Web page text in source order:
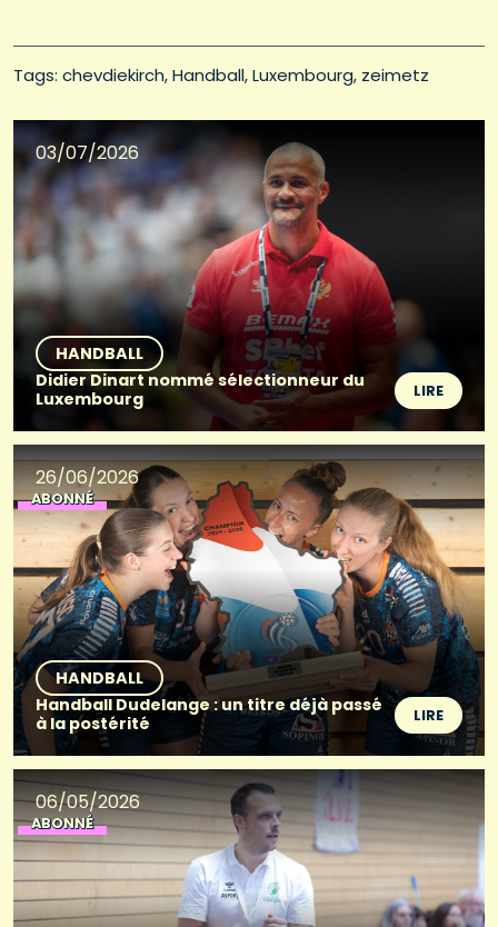
Tags: chevdiekirch Handball Luxembourg zeimetz
03/07/2026
HANDBALL
Didier Dinart nommé sélectionneur du
Luxembourg
LIRE
26/06/2026
ABONNÉ
HANDBALL
Handball Dudelange : un titre déjà passé
à la postérité
LIRE
06/05/2026
ABONNÉ